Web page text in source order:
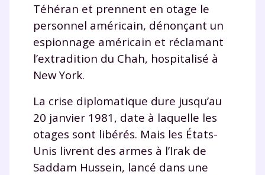
Téhéran et prennent en otage le
personnel américain, dénonçant un
espionnage américain et réclamant
l’extradition du Chah, hospitalisé à
New York.
La crise diplomatique dure jusqu’au
20 janvier 1981, date à laquelle les
otages sont libérés. Mais les États-
Unis livrent des armes à l’Irak de
Saddam Hussein, lancé dans une